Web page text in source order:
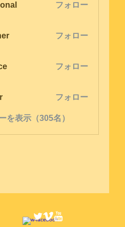
フォロー
フォロー
フォロー
フォロー
を表示（305名）